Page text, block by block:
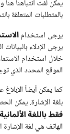
يمكن لفت انتباهنا
بالمتطلبات المتعلقة
يرجى استخدام
يرجى الإدلاء
خلال استخدام
الموقع المحدد الذي
كما يمكن أيضاً
بلغة الإشارة. يمكن
فقط باللغة
الهاتف هي لغة الإشارة